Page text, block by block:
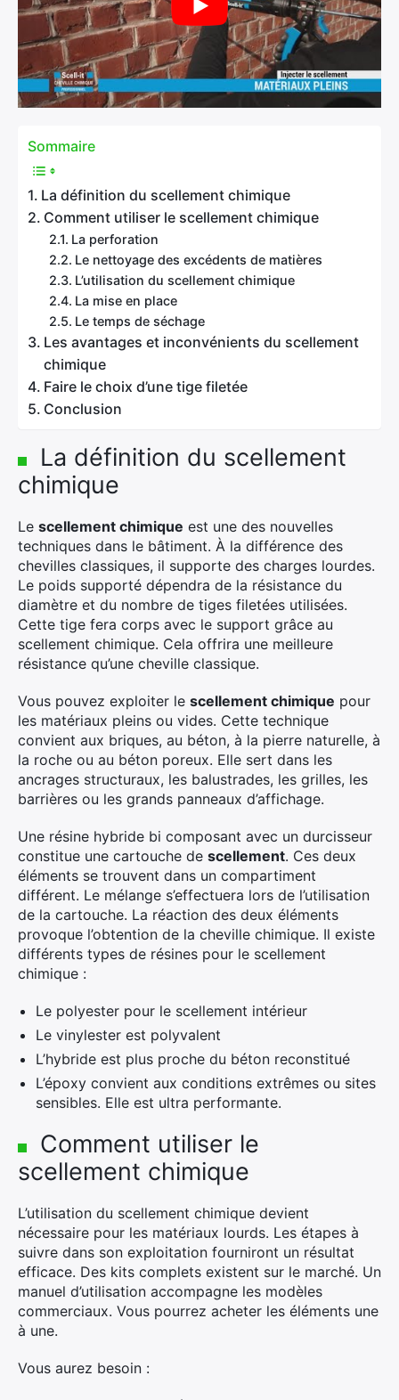
Sommaire
La définition du scellement chimique
Comment utiliser le scellement chimique
La perforation
Le nettoyage des excédents de matières
L’utilisation du scellement chimique
La mise en place
Le temps de séchage
Les avantages et inconvénients du scellement
chimique
Faire le choix d’une tige filetée
Conclusion
La définition du scellement
chimique
Le scellement chimique est une des nouvelles
techniques dans le bâtiment. À la différence des
chevilles classiques, il supporte des charges lourdes.
Le poids supporté dépendra de la résistance du
diamètre et du nombre de tiges filetées utilisées.
Cette tige fera corps avec le support grâce au
scellement chimique. Cela offrira une meilleure
résistance qu’une cheville classique.
Vous pouvez exploiter le scellement chimique pour
les matériaux pleins ou vides. Cette technique
convient aux briques, au béton, à la pierre naturelle, à
la roche ou au béton poreux. Elle sert dans les
ancrages structuraux, les balustrades, les grilles, les
barrières ou les grands panneaux d’affichage.
Une résine hybride bi composant avec un durcisseur
constitue une cartouche de scellement. Ces deux
éléments se trouvent dans un compartiment
différent. Le mélange s’effectuera lors de l’utilisation
de la cartouche. La réaction des deux éléments
provoque l’obtention de la cheville chimique. Il existe
différents types de résines pour le scellement
chimique :
Le polyester pour le scellement intérieur
Le vinylester est polyvalent
L’hybride est plus proche du béton reconstitué
L’époxy convient aux conditions extrêmes ou sites
sensibles. Elle est ultra performante.
Comment utiliser le
scellement chimique
L’utilisation du scellement chimique devient
nécessaire pour les matériaux lourds. Les étapes à
suivre dans son exploitation fourniront un résultat
efficace. Des kits complets existent sur le marché. Un
manuel d’utilisation accompagne les modèles
commerciaux. Vous pourrez acheter les éléments une
à une.
Vous aurez besoin :